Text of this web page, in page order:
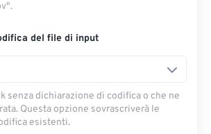
del file di input
senza dichiarazione di codifica o che ne
Questa opzione sovrascriverà le
esistenti.